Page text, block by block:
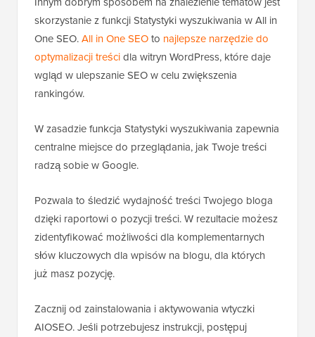
skorzystanie z funkcji Statystyki wyszukiwania w All in
One SEO.All in One SEOto najlepsze narzędzie do
optymalizacji treścidla witryn WordPress, które daje
wgląd w ulepszanie SEO w celu zwiększenia
rankingów.
W zasadzie funkcja Statystyki wyszukiwania zapewnia
centralne miejsce do przeglądania, jak Twoje treści
radzą sobie w Google.
Pozwala to śledzić wydajność treści Twojego bloga
dzięki raportowi o pozycji treści. W rezultacie możesz
zidentyfikować możliwości dla komplementarnych
słów kluczowych dla wpisów na blogu, dla których
już masz pozycję.
Zacznij od zainstalowania i aktywowania wtyczki
AIOSEO. Jeśli potrzebujesz instrukcji, postępuj